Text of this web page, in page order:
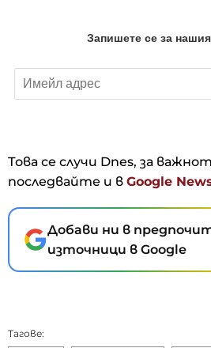
Това се случи Dnes, за
последвайте и в Google
Добави ни в
източници в Google
Тагове: